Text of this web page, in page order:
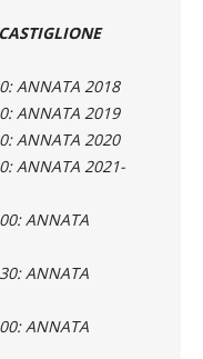
ANNATA 2018
ANNATA 2019
ANNATA 2020
ANNATA 2021-
ANNATA
ANNATA
ANNATA